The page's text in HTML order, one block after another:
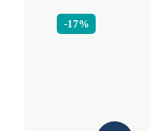
-17%